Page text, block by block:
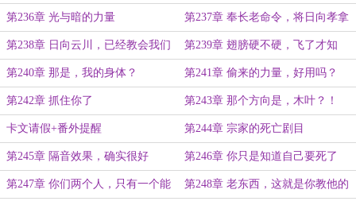
了！！ 见
第236章 光与暗的力量 第237章 奉长老命令，将日向孝拿
下！
第238章 日向云川，已经教会我们
了，不是吗？
第239章 翅膀硬不硬，飞了才知
道！
第240章 那是，我的身体？ 第241章 偷来的力量，好用吗？
（八千五百字大章）
第242章 抓住你了 第243章 那个方向是，木叶？！
卡文请假+番外提醒 第244章 宗家的死亡剧目
第245章 隔音效果，确实很好 第246章 你只是知道自己要死了
第247章 你们两个人，只有一个能 第248章 老东西，这就是你教他的